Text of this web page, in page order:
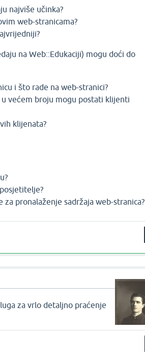
najviše učinka?
web-stranicama?
na Web::Edukaciji) mogu doći do
i što rade na web-stranici?
većem broju mogu postati klijenti
klijenata?
pronalaženje sadržaja web-stranica?
za vrlo detaljno praćenje